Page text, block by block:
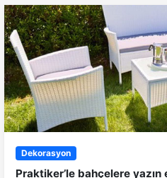
Dekorasyon
Praktiker’le bahçelere